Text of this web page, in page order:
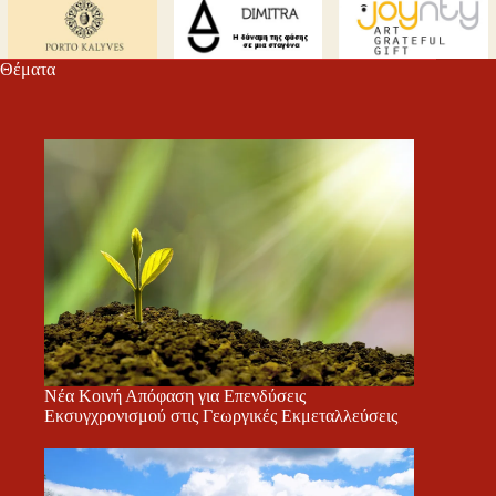
εί
τε
Θέματα
Νέα Κοινή Απόφαση για Επενδύσεις
Εκσυγχρονισμού στις Γεωργικές Εκμεταλλεύσεις